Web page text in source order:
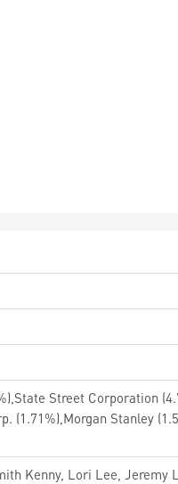
Street Corporation
(1.71%),Morgan Stanley
Kenny, Lori Lee, Jeremy